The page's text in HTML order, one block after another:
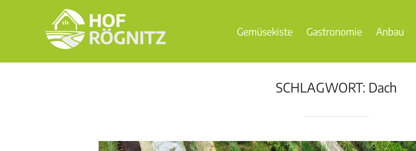
Gemüsekiste Gastronomie Anbau
SCHLAGWORT: Dach